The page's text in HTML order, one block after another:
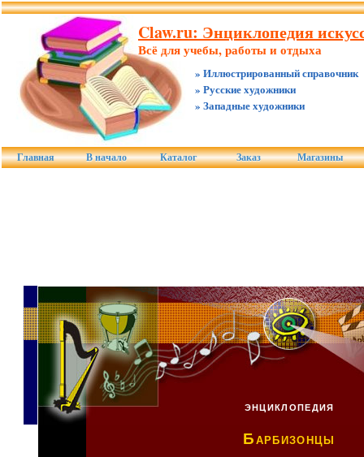
Claw.ru: Энциклопедия
Всё для учебы, работы и отдыха
» Иллюстрированный справочник
» Русские художники
» Западные художники
Главная В начало Каталог Заказ Магазины
ЭНЦИКЛОПЕДИЯ
Барбизонцы